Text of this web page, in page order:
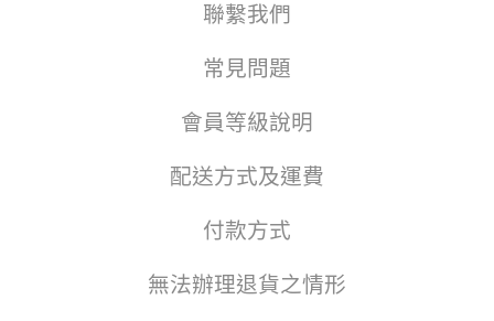
聯繫我們
常見問題
會員等級說明
配送方式及運費
付款方式
無法辦理退貨之情形